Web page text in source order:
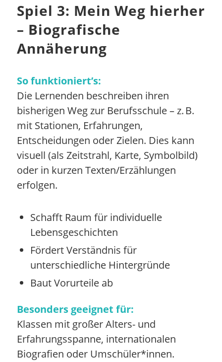
Spiel 3: Mein Weg hierher
– Biografische
Annäherung
So funktioniert’s:
Die Lernenden beschreiben ihren
bisherigen Weg zur Berufsschule – z. B.
mit Stationen, Erfahrungen,
Entscheidungen oder Zielen. Dies kann
visuell (als Zeitstrahl, Karte, Symbolbild)
oder in kurzen Texten/Erzählungen
erfolgen.
Schafft Raum für individuelle
Lebensgeschichten
Fördert Verständnis für
unterschiedliche Hintergründe
Baut Vorurteile ab
Besonders geeignet für:
Klassen mit großer Alters- und
Erfahrungsspanne, internationalen
Biografien oder Umschüler*innen.